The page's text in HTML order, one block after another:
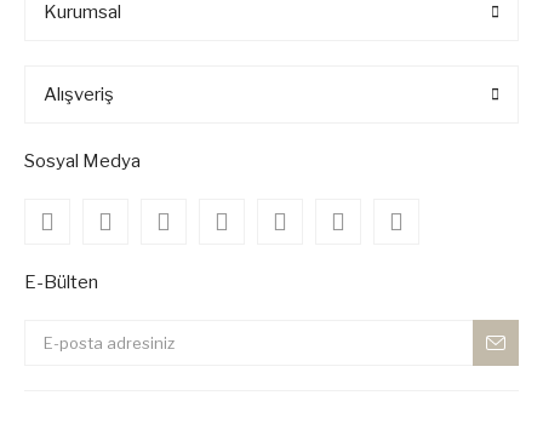
Kurumsal
Alışveriş
Sosyal Medya
E-Bülten